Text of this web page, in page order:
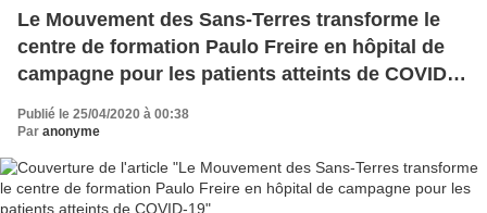
Le Mouvement des Sans-Terres transforme le
centre de formation Paulo Freire en hôpital de
campagne pour les patients atteints de COVID-
Publié le 25/04/2020 à 00:38
Par anonyme